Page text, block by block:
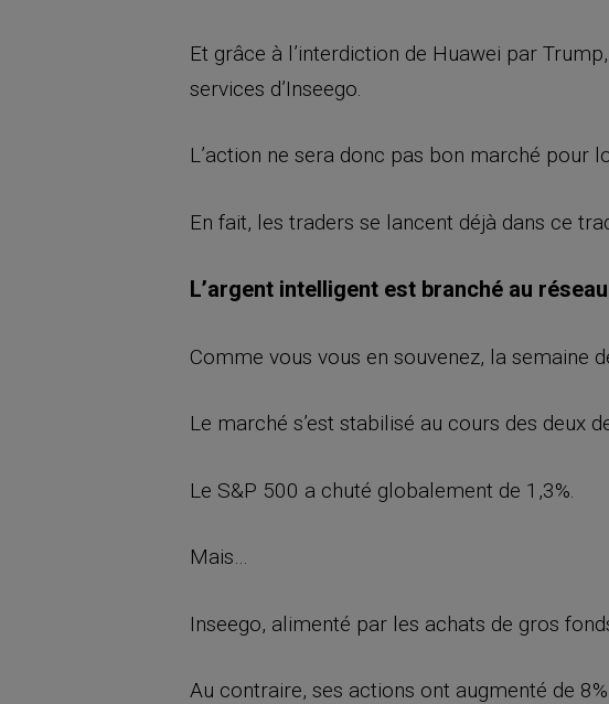
Et grâce à l’interdiction de Huawei par
services d’Inseego.
L’action ne sera donc pas bon marché pour
En fait, les traders se lancent déjà dans ce
L’argent intelligent est branché au
Comme vous vous en souvenez, la semaine
Le marché s’est stabilisé au cours des deux
Le S&P 500 a chuté globalement de 1,3%.
Mais…
Inseego, alimenté par les achats de gros
Au contraire, ses actions ont augmenté de